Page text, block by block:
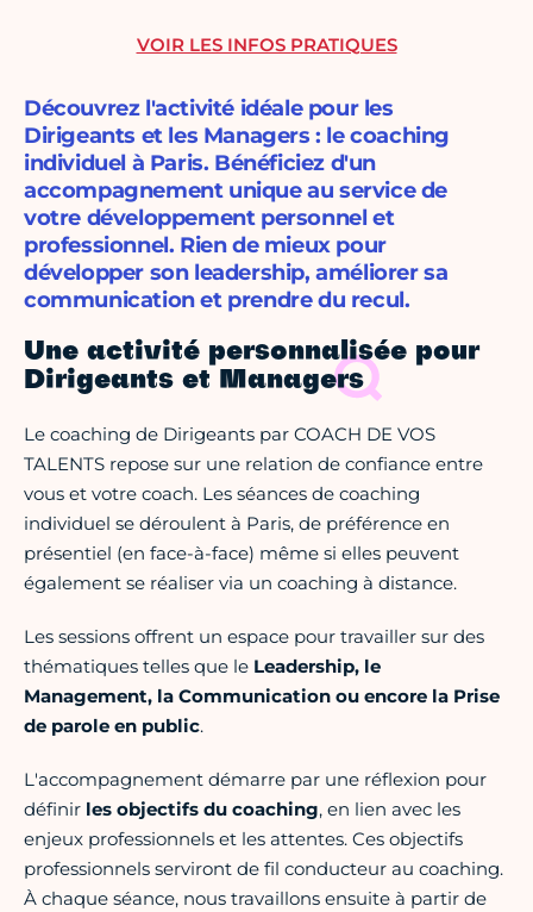
Découvrez l'activité idéale pour les
Dirigeants et les Managers : le coaching
individuel à Paris. Bénéficiez d'un
accompagnement unique au service de
votre développement personnel et
professionnel. Rien de mieux pour
développer son leadership, améliorer sa
communication et prendre du recul.
Une activité personnalisée pour
Dirigeants et Managers
Le coaching de Dirigeants par COACH DE VOS
TALENTS repose sur une relation de confiance entre
vous et votre coach. Les séances de coaching
individuel se déroulent à Paris, de préférence en
présentiel (en face-à-face) même si elles peuvent
également se réaliser via un coaching à distance.
Les sessions offrent un espace pour travailler sur des
thématiques telles que le Leadership, le
Management, la Communication ou encore la Prise
de parole en public.
L'accompagnement démarre par une réflexion pour
définir les objectifs du coaching, en lien avec les
enjeux professionnels et les attentes. Ces objectifs
professionnels serviront de fil conducteur au coaching.
À chaque séance, nous travaillons ensuite à partir de
VOIR LES INFOS PRATIQUES